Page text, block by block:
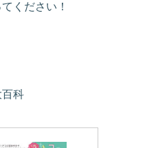
ください！
科